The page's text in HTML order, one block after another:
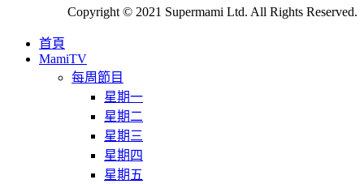
Copyright © 2021 Supermami Ltd. All Rights Reserved.
首頁
MamiTV
每周節目
星期一
星期二
星期三
星期四
星期五